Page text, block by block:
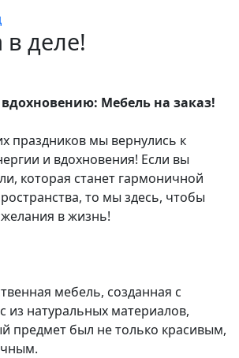
деле!
Мебель на заказ!
праздников мы вернулись к
и вдохновения! Если вы
которая станет гармоничной
то мы здесь, чтобы
в жизнь!
мебель, созданная с
из натуральных материалов,
предмет был не только красивым,